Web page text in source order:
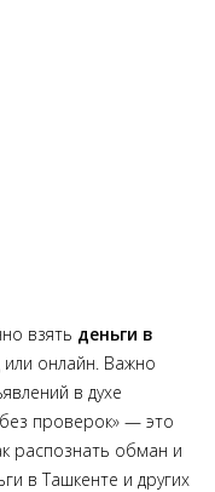
взять деньги в
онлайн. Важно
в духе
проверок» — это
распознать обман и
в Ташкенте и других